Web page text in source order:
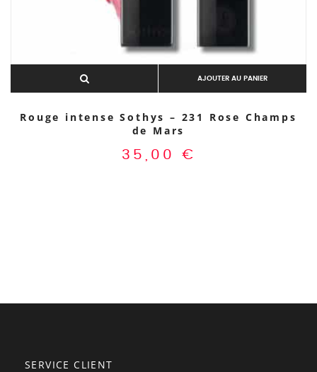
AJOUTER AU PANIER
Rouge intense Sothys – 231 Rose Champs
de Mars
35,00 €
SERVICE CLIENT